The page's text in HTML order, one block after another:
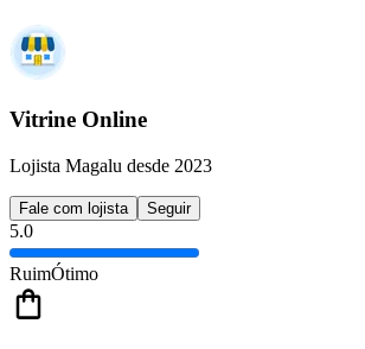
Vitrine Online
Lojista Magalu desde 2023
Fale com lojista Seguir
5.0
RuimÓtimo